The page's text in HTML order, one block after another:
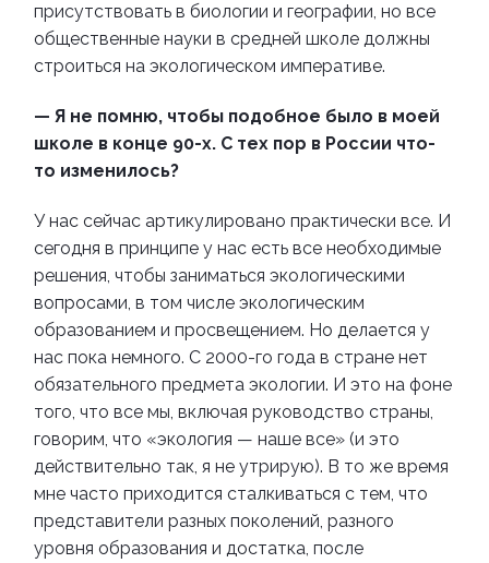
присутствовать в биологии и географии, но все
общественные науки в средней школе должны
строиться на экологическом императиве.
— Я не помню, чтобы подобное было в моей
школе в конце 90-х. С тех пор в России что-
то изменилось?
У нас сейчас артикулировано практически все. И
сегодня в принципе у нас есть все необходимые
решения, чтобы заниматься экологическими
вопросами, в том числе экологическим
образованием и просвещением. Но делается у
нас пока немного. С 2000-го года в стране нет
обязательного предмета экологии. И это на фоне
того, что все мы, включая руководство страны,
говорим, что «экология — наше все» (и это
действительно так, я не утрирую). В то же время
мне часто приходится сталкиваться с тем, что
представители разных поколений, разного
уровня образования и достатка, после